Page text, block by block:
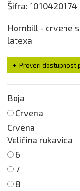
Šifra: 1010420174
Hornbill - crvene
latexa
Proveri dostupnost
Boja
Crvena
Crvena
Veličina rukavica
6
7
8